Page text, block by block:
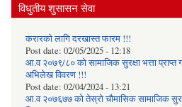
विधुतीय शुसासन सेवा
करारको लागि दरखास्त फारम !!!
Post date: 02/05/2025 - 12:18
आ.व २०७९/८० को सामाजिक सुरक्षा भत्ता प्राप्त
अभिलेख विवरण !!!
Post date: 02/04/2024 - 13:21
आ.व २०७६७७ को तेस्रो चौमासिक सामाजिक